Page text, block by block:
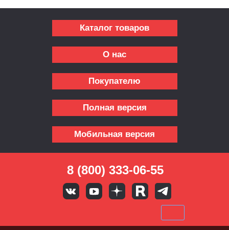
Каталог товаров
О нас
Покупателю
Полная версия
Мобильная версия
8 (800) 333-06-55